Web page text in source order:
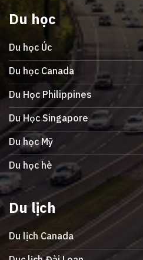
Du học
Du học Úc
Du học Canada
Du Học Philippines
Du Học Singapore
Du học Mỹ
Du học hè
Du lịch
Du lịch Canada